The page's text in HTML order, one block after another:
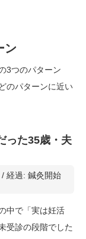
ン
3つのパターン
のパターンに近い
った35歳・夫
経過: 鍼灸開始
中で「実は妊活
受診の段階でした